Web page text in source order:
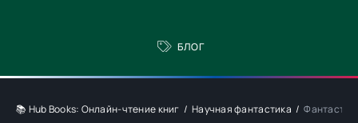
БЛОГ
📚 Hub Books: Онлайн-чтение книг Научная фантастика